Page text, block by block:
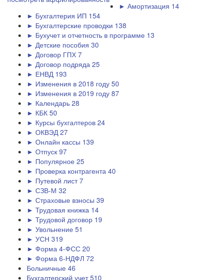
► Амортизация 14
► Бухгалтерия ИП 154
► Бухгалтерские проводки 138
► Бухучет и отчетность в программе 13
► Детские пособия 30
► Договор ГПХ 7
► Договор подряда 25
► ЕНВД 193
► Изменения в 2018 году 50
► Изменения в 2019 году 87
► Календарь 28
► КБК 50
► Курсы бухгалтеров 24
► ОКВЭД 27
► Онлайн кассы 139
► Отпуск 97
► Популярное 25
► Проверка контрагента 40
► Путевой лист7
► СЗВ-М 32
► Страховые взносы 39
► Трудовая книжка 14
► Трудовой договор 19
► Увольнение 51
► УСН 319
► Форма 4-ФСС 20
► Форма 6-НДФЛ 72
Больничные 46
Бухгалтерский учет510